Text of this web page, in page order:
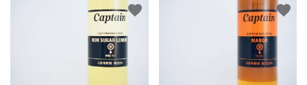
favorite favorite